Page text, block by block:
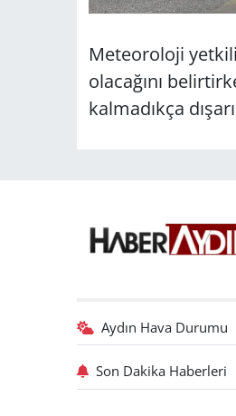
Meteoroloji
olacağını
kalmadıkça
Aydın Hava Durumu
Son Dakika Haberleri